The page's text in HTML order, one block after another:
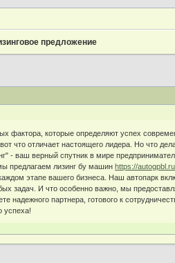
предложение
фактора, которые определяют успех
что отличает настоящего лидера. Но что
- ваш верный спутник в мире
предлагаем лизинг бу машинhttps://
этапе вашего бизнеса. Наш автопарк
задач. И что особенно важно, мы
надежного партнера, готового к
успеха!